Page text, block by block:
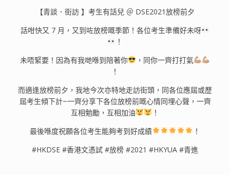
【青談．街訪 】考生有話兒 ＠ DSE2021放榜前夕
話咁快又 7 月，又到咗放榜嘅季節！各位考生準備好未呀
！
未唔緊要！因為有我哋喺到陪著你
，同你一齊打打氣
！
而適逢放榜前夕，我地今次亦特地走訪街頭，同各位應屆或歷
屆考生傾下計~一齊分享下各位放榜前嘅心情同埋心聲，一齊
互相勉勵，互相加油
！
最後喺度祝願各位考生能夠考到好成績
！
#HKDSE #香港文憑試 #放榜 #2021 #HKYUA #青進